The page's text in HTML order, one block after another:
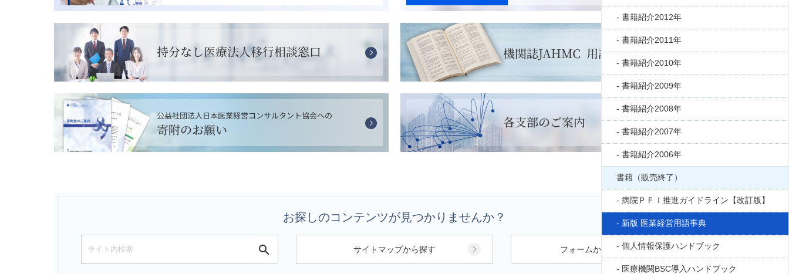
お探しのコンテンツが見つかりませんか？
サイトマップから探す フォームから問い合わせる
書籍紹介2012年
書籍紹介2011年
書籍紹介2010年
書籍紹介2009年
書籍紹介2008年
書籍紹介2007年
書籍紹介2006年
書籍（販売終了）
病院ＰＦＩ推進ガイドライン【改訂版】
新版 医業経営用語事典
個人情報保護ハンドブック
医療機関BSC導入ハンドブック